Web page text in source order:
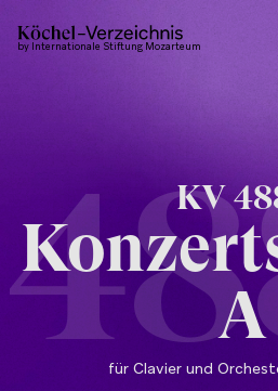
by Internationale Stiftung Mozarteum
KV
A
für Clavier und